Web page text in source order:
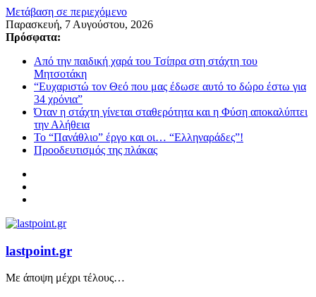
Μετάβαση σε περιεχόμενο
Παρασκευή, 7 Αυγούστου, 2026
Πρόσφατα:
Από την παιδική χαρά του Τσίπρα στη στάχτη του
Μητσοτάκη
“Ευχαριστώ τον Θεό που μας έδωσε αυτό το δώρο έστω για
34 χρόνια”
Όταν η στάχτη γίνεται σταθερότητα και η Φύση αποκαλύπτει
την Αλήθεια
Το “Πανάθλιο” έργο και οι… “Ελληναράδες”!
Προοδευτισμός της πλάκας
lastpoint.gr
Με άποψη μέχρι τέλους…